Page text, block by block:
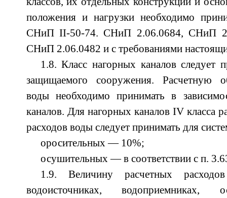
положения и нагрузки необходимо
СНиП II-50-74. СНиП 2.06.0684, СНиП
СНиП 2.06.0482 и с требованиями
1.8. Класс нагорных каналов следует
защищаемого сооружения. Расчетную
воды необходимо принимать в
каналов. Для нагорных каналов IV класса
расходов воды следует принимать для
оросительных — 10%;
осушительных — в соответствии с п.
1.9. Величину расчетных
водоисточниках, водоприемниках,